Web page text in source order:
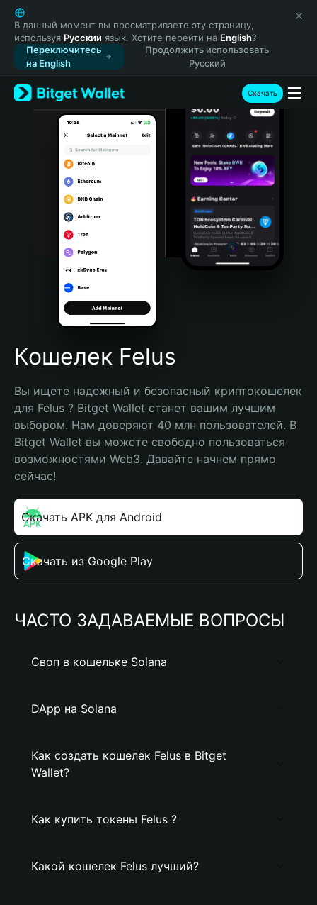
English
日本語
Tiếng Việt
Русский
Español (Latinoamérica)
Türkçe
Italiano
Português (Portugal)
Bahasa Indonesia
Português (Brasil)
Español (Argentina)
В данный момент вы просматриваете эту страницу,
используя Русский язык. Хотите перейти на English?
Переключитесь
на English
Продолжить использовать
Русский
Скачать
Кошелек Felus
Вы ищете надежный и безопасный криптокошелек
для Felus ? Bitget Wallet станет вашим лучшим
выбором. Нам доверяют 40 млн пользователей. В
Bitget Wallet вы можете свободно пользоваться
возможностями Web3. Давайте начнем прямо
сейчас!
Скачать APK для Android
Скачать из Google Play
ЧАСТО ЗАДАВАЕМЫЕ ВОПРОСЫ
Своп в кошельке Solana
DApp на Solana
Как создать кошелек Felus в Bitget
Wallet?
Как купить токены Felus ?
Какой кошелек Felus лучший?